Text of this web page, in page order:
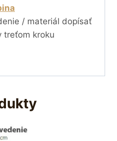
/ materiál dopísať
treťom kroku